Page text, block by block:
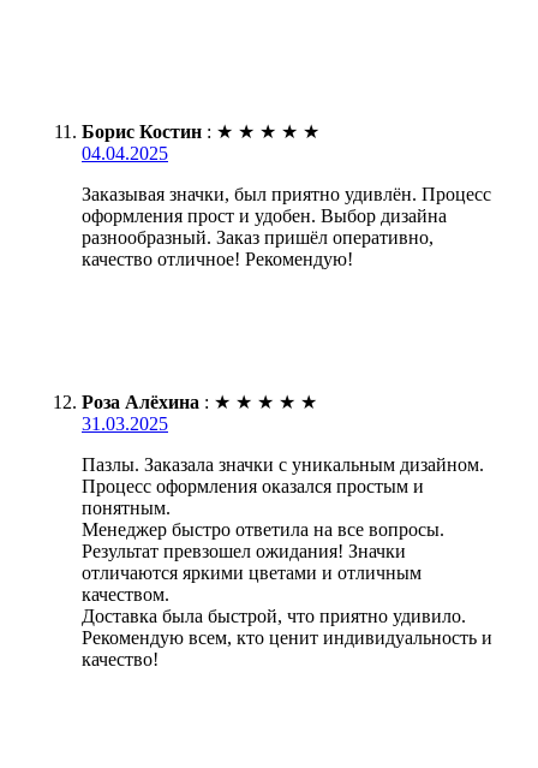
Борис Костин : ★ ★ ★ ★ ★
04.04.2025
Заказывая значки, был приятно удивлён. Процесс
оформления прост и удобен. Выбор дизайна
разнообразный. Заказ пришёл оперативно,
качество отличное! Рекомендую!
Роза Алёхина : ★ ★ ★ ★ ★
31.03.2025
Пазлы. Заказала значки с уникальным дизайном.
Процесс оформления оказался простым и
понятным.
Менеджер быстро ответила на все вопросы.
Результат превзошел ожидания! Значки
отличаются яркими цветами и отличным
качеством.
Доставка была быстрой, что приятно удивило.
Рекомендую всем, кто ценит индивидуальность и
качество!